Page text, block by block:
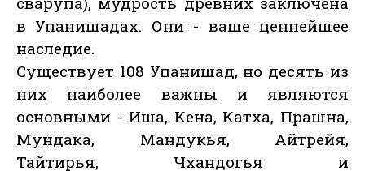
в Упанишадах. Они - ваше ценнейшее
наследие.
Существует 108 Упанишад, но десять из
них наиболее важны и являются
основными - Иша, Кена, Катха, Прашна,
Мундака, Мандукья, Айтрейя,
Тайтирья, Чхандогья и